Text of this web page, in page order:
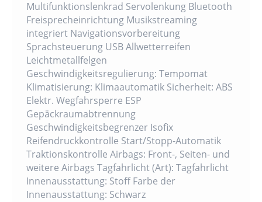
Multifunktionslenkrad Servolenkung Bluetooth
Freisprecheinrichtung Musikstreaming
integriert Navigationsvorbereitung
Sprachsteuerung USB Allwetterreifen
Leichtmetallfelgen
Geschwindigkeitsregulierung: Tempomat
Klimatisierung: Klimaautomatik Sicherheit: ABS
Elektr. Wegfahrsperre ESP
Gepäckraumabtrennung
Geschwindigkeitsbegrenzer Isofix
Reifendruckkontrolle Start/Stopp-Automatik
Traktionskontrolle Airbags: Front-, Seiten- und
weitere Airbags Tagfahrlicht (Art): Tagfahrlicht
Innenausstattung: Stoff Farbe der
Innenausstattung: Schwarz